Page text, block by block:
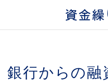
銀行からの融